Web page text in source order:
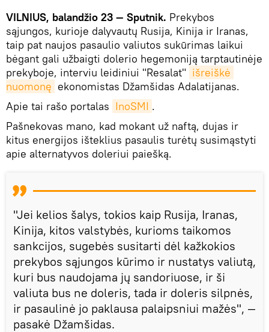
VILNIUS, balandžio 23 — Sputnik. Prekybos
sąjungos, kurioje dalyvautų Rusija, Kinija ir Iranas,
taip pat naujos pasaulio valiutos sukūrimas laikui
bėgant gali užbaigti dolerio hegemoniją tarptautinėje
prekyboje, interviu leidiniui "Resalat" išreiškė
nuomonę ekonomistas Džamšidas Adalatijanas.
Apie tai rašo portalas InoSMI .
Pašnekovas mano, kad mokant už naftą, dujas ir
kitus energijos išteklius pasaulis turėtų susimąstyti
apie alternatyvos doleriui paiešką.
"Jei kelios šalys, tokios kaip Rusija, Iranas,
Kinija, kitos valstybės, kurioms taikomos
sankcijos, sugebės susitarti dėl kažkokios
prekybos sąjungos kūrimo ir nustatys valiutą,
kuri bus naudojama jų sandoriuose, ir ši
valiuta bus ne doleris, tada ir doleris silpnės,
ir pasaulinė jo paklausa palaipsniui mažės", —
pasakė Džamšidas.